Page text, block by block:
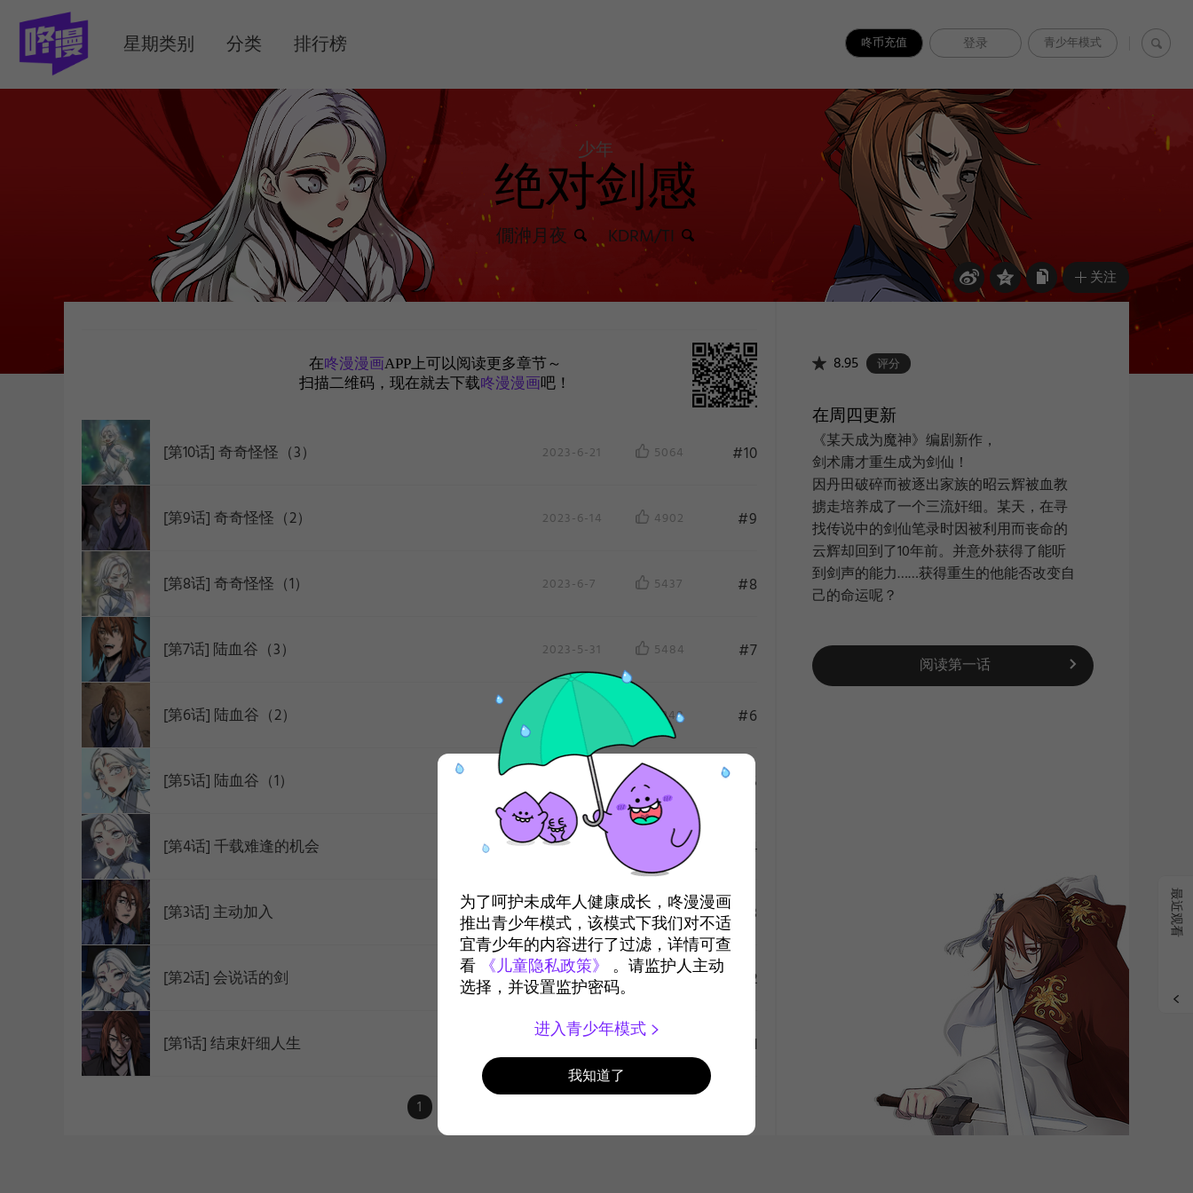
咚币充值 登录 青少年模式
星期类别 分类 排行榜
少年
绝对剑感
僩㳞月夜
作
KDRM/TI
关注
在咚漫漫画APP上可以阅读更多章节～
扫描二维码，现在就去下载咚漫漫画吧！
[第10话] 奇奇怪怪（3） 2023-6-21 5064 #10
[第9话] 奇奇怪怪（2） 2023-6-14
like
4902 #9
[第8话] 奇奇怪怪（1） 2023-6-7
like
5437 #8
[第7话] 陆血谷（3） 2023-5-31 5484 #7
[第6话] 陆血谷（2） 2023-5-24 5248 #6
[第5话] 陆血谷（1） 2023-5-17 5585 #5
[第4话] 千载难逢的机会 2023-5-10 5680 #4
[第3话] 主动加入 2023-5-5 6510 #3
[第2话] 会说话的剑 2023-5-4 6779 #2
[第1话] 结束奸细人生 #1
1
8.95 评分
在周四更新
《某天成为魔神》编剧新作，
剑术庸才重生成为剑仙！
因丹田破碎而被逐出家族的昭云辉被血教
掳走培养成了一个三流奸细。某天，在寻
找传说中的剑仙笔录时因被利用而丧命的
云辉却回到了10年前。并意外获得了能听
到剑声的能力……获得重生的他能否改变自
己的命运呢？
阅读第一话
为了呵护未成年人健康成长，咚漫漫画
推出青少年模式，该模式下我们对不适
宜青少年的内容进行了过滤，详情可查
看
《儿童隐私政策》
。请监护人主动
选择，并设置监护密码。
进入青少年模式
我知道了
最近观看